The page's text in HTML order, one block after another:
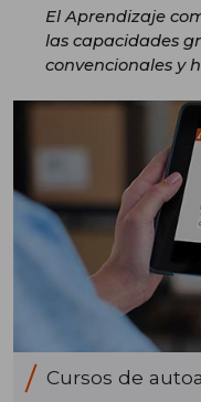
El Aprendizaje
las capacidades
convencionales y
Cursos de